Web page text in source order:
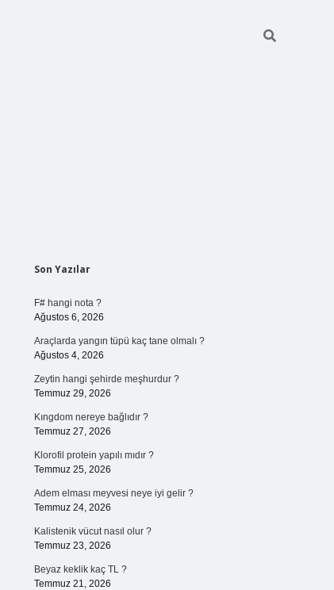
Sidebar
Son Yazılar
F# hangi nota ?
Ağustos 6, 2026
Araçlarda yangın tüpü kaç tane olmalı ?
Ağustos 4, 2026
Zeytin hangi şehirde meşhurdur ?
Temmuz 29, 2026
Kıngdom nereye bağlıdır ?
Temmuz 27, 2026
Klorofil protein yapılı mıdır ?
Temmuz 25, 2026
Adem elması meyvesi neye iyi gelir ?
Temmuz 24, 2026
Kalistenik vücut nasıl olur ?
Temmuz 23, 2026
Beyaz keklik kaç TL ?
Temmuz 21, 2026